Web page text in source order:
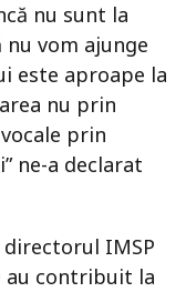
nu sunt la
vom ajunge
este aproape la
nu prin
prin
ne-a declarat
directorul IMSP
au contribuit la